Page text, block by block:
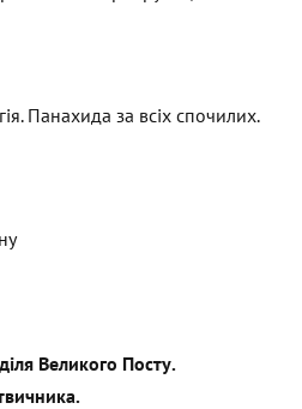
Панахида за всіх спочилих.
Великого Посту.